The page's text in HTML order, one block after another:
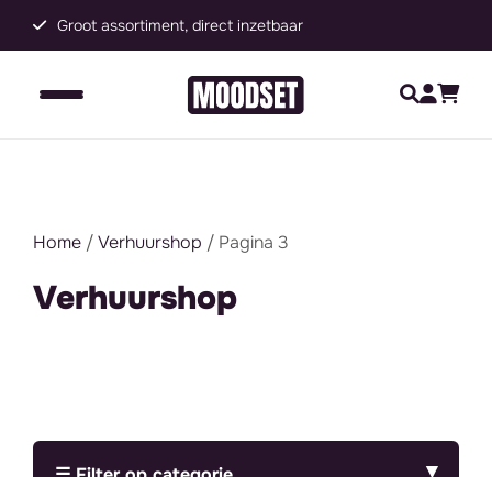
Groot assortiment, direct inzetbaar
Home /Verhuurshop / Pagina 3
Verhuurshop